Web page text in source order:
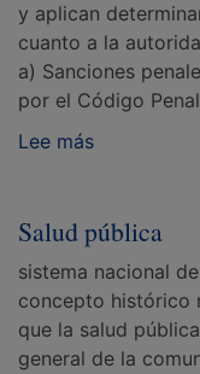
y aplican
cuanto a la
a) Sanciones
por el Código
Lee más
Salud pública
sistema nacional
concepto histórico
que la salud
general de la